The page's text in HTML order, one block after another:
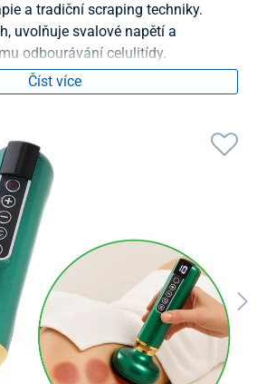
a tradiční scraping techniky.
uvolňuje svalové napětí a
odbourávání celulitídy.
Číst více